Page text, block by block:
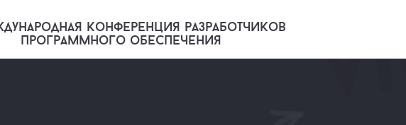
конференция разработчиков
программного обеспечения